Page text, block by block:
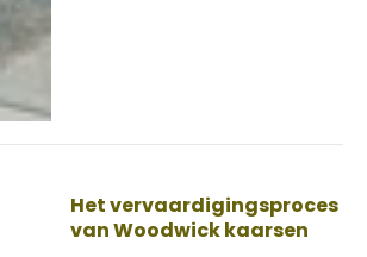
Het vervaardigingsproces
van Woodwick kaarsen